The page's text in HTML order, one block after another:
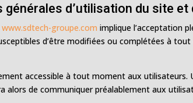
générales d’utilisation du site
www.sdtech-groupe.com implique l’acceptation
d’être modifiées ou complétées à
accessible à tout moment aux
alors de communiquer préalablement aux